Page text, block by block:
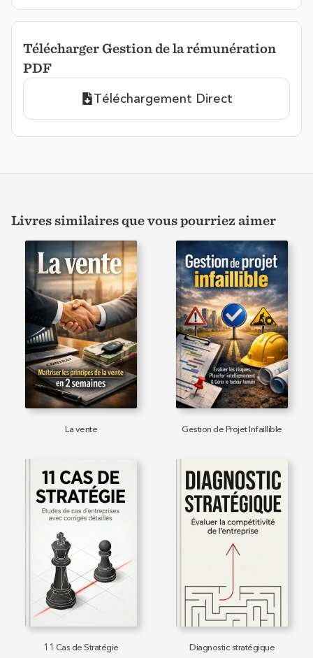
Télécharger Gestion de la rémunération
PDF
Téléchargement Direct
Livres similaires que vous pourriez aimer
La vente Gestion de Projet Infaillible
11 Cas de Stratégie Diagnostic stratégique